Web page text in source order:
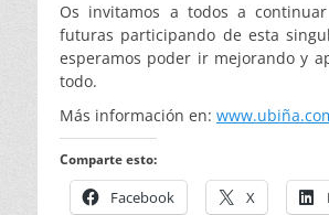
Os invitamos a todos a
futuras participando de esta
esperamos poder ir mejorando y
todo.
Más información en:
Comparte esto:
Facebook X